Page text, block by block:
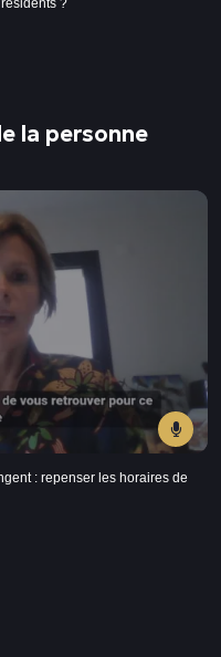
?
la personne
: repenser les horaires de